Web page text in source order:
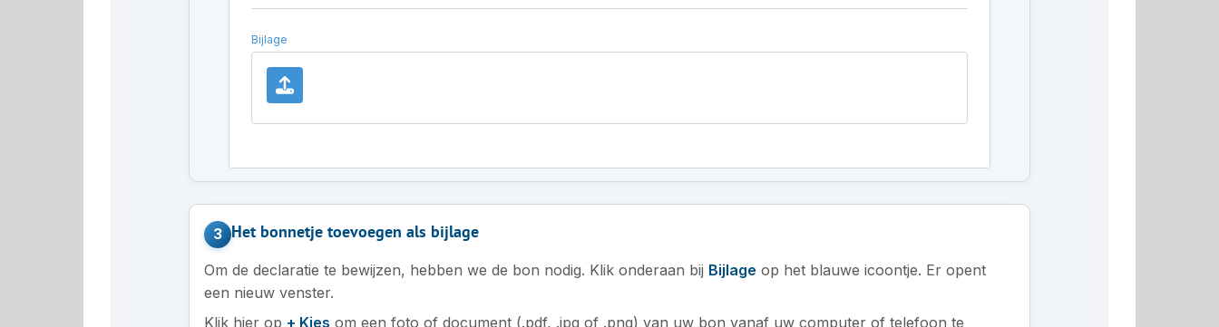
Bijlage
3 Het bonnetje toevoegen als bijlage
Om de declaratie te bewijzen, hebben we de bon nodig. Klik onderaan bij Bijlage op het blauwe icoontje. Er opent
een nieuw venster.
Klik hier op + Kies om een foto of document (.pdf, .jpg of .png) van uw bon vanaf uw computer of telefoon te